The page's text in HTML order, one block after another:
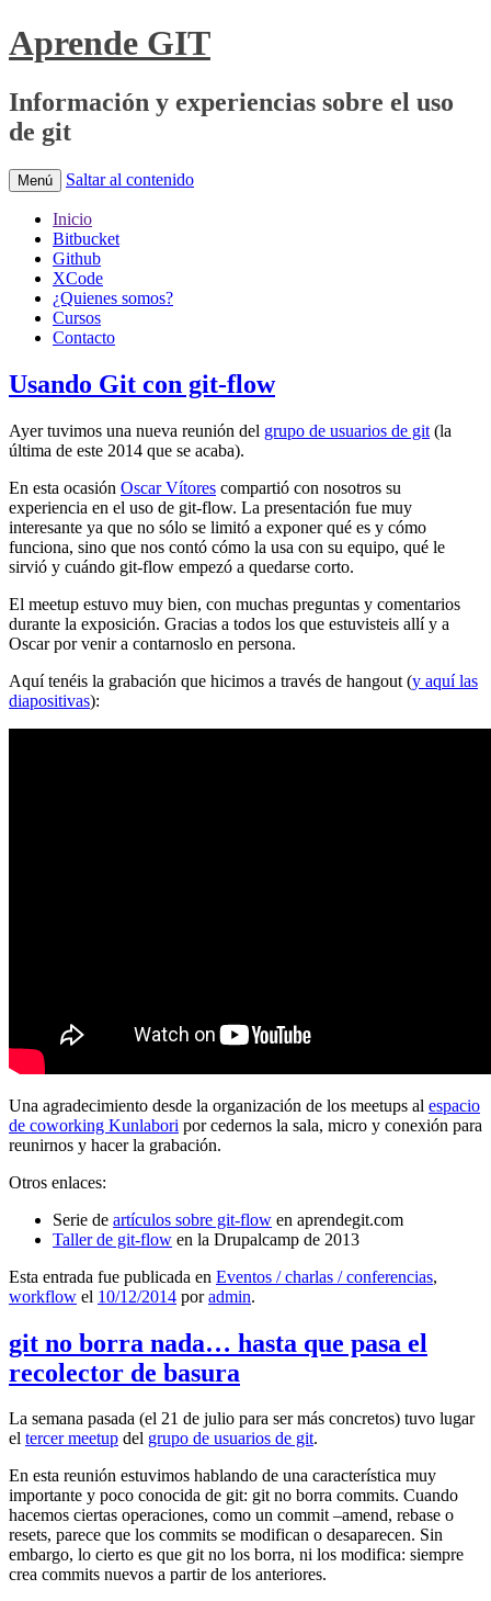
Aprende GIT
Información y experiencias sobre el uso
de git
Menú Saltar al contenido
Inicio
Bitbucket
Github
XCode
¿Quienes somos?
Cursos
Contacto
Usando Git con git-flow
Ayer tuvimos una nueva reunión del grupo de usuarios de git (la
última de este 2014 que se acaba).
En esta ocasión Oscar Vítores compartió con nosotros su
experiencia en el uso de git-flow. La presentación fue muy
interesante ya que no sólo se limitó a exponer qué es y cómo
funciona, sino que nos contó cómo la usa con su equipo, qué le
sirvió y cuándo git-flow empezó a quedarse corto.
El meetup estuvo muy bien, con muchas preguntas y comentarios
durante la exposición. Gracias a todos los que estuvisteis allí y a
Oscar por venir a contarnoslo en persona.
Aquí tenéis la grabación que hicimos a través de hangout (y aquí las
diapositivas):
Una agradecimiento desde la organización de los meetups al espacio
de coworking Kunlabori por cedernos la sala, micro y conexión para
reunirnos y hacer la grabación.
Otros enlaces:
Serie de artículos sobre git-flow en aprendegit.com
Taller de git-flow en la Drupalcamp de 2013
Esta entrada fue publicada en Eventos / charlas / conferencias,
workflow el 10/12/2014 poradmin.
git no borra nada… hasta que pasa el
recolector de basura
La semana pasada (el 21 de julio para ser más concretos) tuvo lugar
el tercer meetup del grupo de usuarios de git.
En esta reunión estuvimos hablando de una característica muy
importante y poco conocida de git: git no borra commits. Cuando
hacemos ciertas operaciones, como un commit –amend, rebase o
resets, parece que los commits se modifican o desaparecen. Sin
embargo, lo cierto es que git no los borra, ni los modifica: siempre
crea commits nuevos a partir de los anteriores.